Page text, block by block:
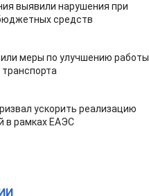
выявили нарушения при
средств
меры по улучшению работы
ускорить реализацию
в рамках ЕАЭС